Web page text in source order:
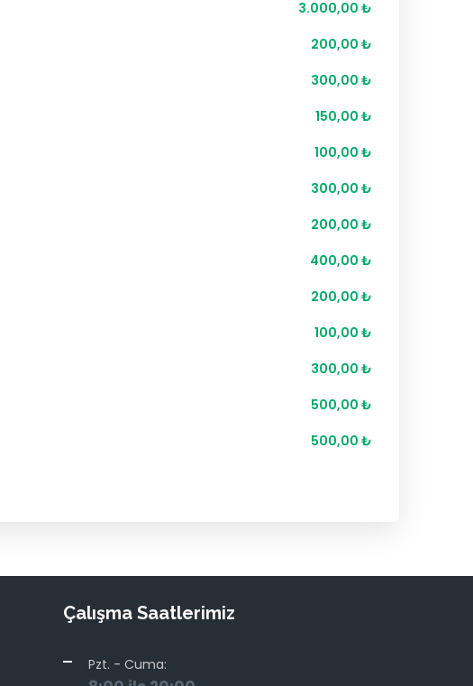
3.000,00 ₺
200,00 ₺
300,00 ₺
150,00 ₺
100,00 ₺
300,00 ₺
200,00 ₺
400,00 ₺
200,00 ₺
100,00 ₺
300,00 ₺
500,00 ₺
500,00 ₺
Çalışma Saatlerimiz
Pzt. - Cuma: